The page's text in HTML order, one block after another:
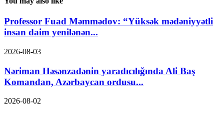
Professor Fuad Məmmədov: “Yüksək mədəniyyətli
insan daim yenilənən...
2026-08-03
Nəriman Həsənzadənin yaradıcılığında Ali Baş
Komandan, Azərbaycan ordusu...
2026-08-02